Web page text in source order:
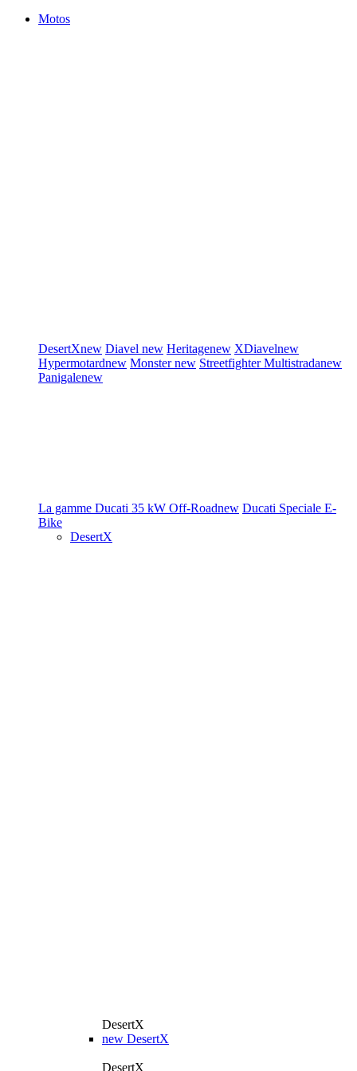
Motos
DesertXnew Diavel new Heritagenew XDiavelnew
Hypermotardnew Monsternew StreetfighterMultistradanew
Panigalenew
La gamme Ducati 35 kW Off-Roadnew Ducati Speciale E-
Bike
DesertX
DesertX
new DesertX
DesertX